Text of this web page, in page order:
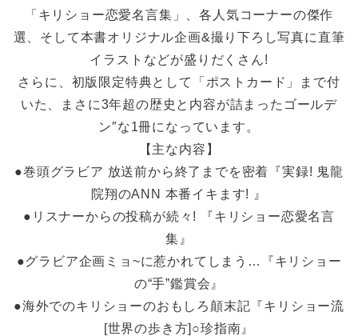
「キリショー恋愛名言集」、各人気コーナーの傑作
選、そして本書オリジナル企画&撮り下ろし写真に直筆
イラストなどが盛りだくさん!
さらに、初版限定特典として「ポストカード」まで付
いた、まさに3年超の歴史と内容が詰まったゴールデ
ン″な1冊になっています。
【主な内容】
●巻頭グラビア 放送前から終了までを密着『実録! 鬼龍
院翔のANN 本番イキます! 』
●リスナーからの投稿が続々! 『キリショー恋愛名言
集』
●グラビア企画ミョ~に惹かれてしまう…『キリショー
の“手”鑑賞会』
●海外でのキリショーのおもしろ顛末記『キリショー流
[世界の歩き方]○珍指南』